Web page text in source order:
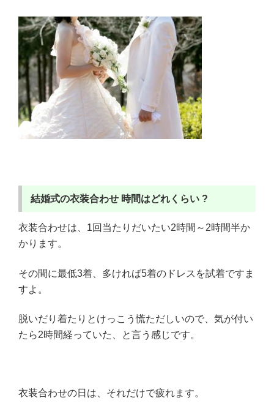
結婚式の衣装合わせ 時間はどれくらい ?
衣装合わせは、1回当たりだいたい2時間～2時間半か
かります。
その間に最低3着、多ければ5着のドレスを試着ですま
すよ。
脱いだり着たりとけっこう慌ただしいので、気が付い
たら2時間経っていた、と言う感じです。
衣装合わせの日は、それだけで疲れます。